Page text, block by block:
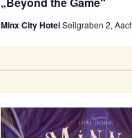
Minx City HotelSeilgraben 2,